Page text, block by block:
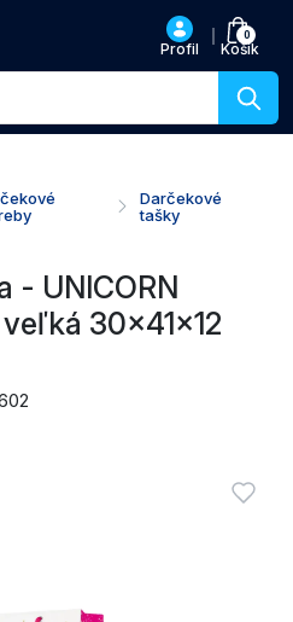
Profil
0
Košík
Darčekové
tašky
- UNICORN
veľká 30x41x12